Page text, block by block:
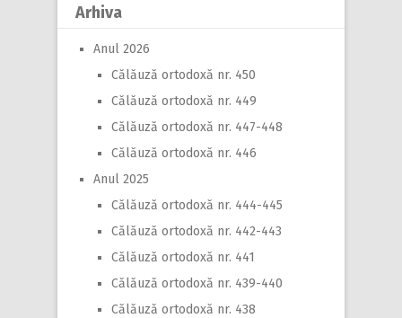
Arhiva
Anul 2026
Călăuză ortodoxă nr. 450
Călăuză ortodoxă nr. 449
Călăuză ortodoxă nr. 447-448
Călăuză ortodoxă nr. 446
Anul 2025
Călăuză ortodoxă nr. 444-445
Călăuză ortodoxă nr. 442-443
Călăuză ortodoxă nr. 441
Călăuză ortodoxă nr. 439-440
Călăuză ortodoxă nr. 438